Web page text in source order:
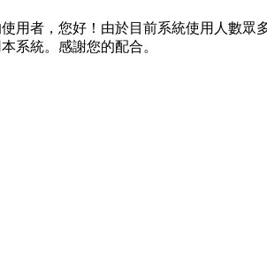
用者，您好！由於目前系統使用人數眾
系統。感謝您的配合。